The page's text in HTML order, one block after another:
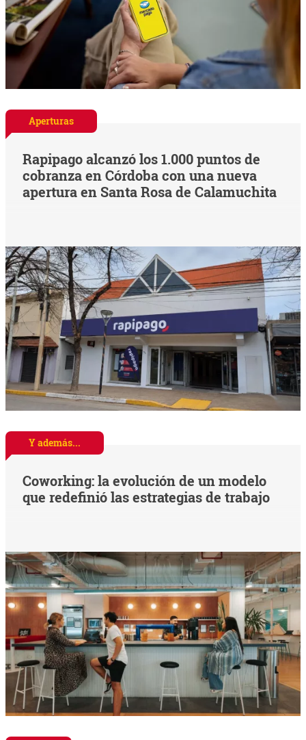
Aperturas
Rapipago alcanzó los 1.000 puntos de
cobranza en Córdoba con una nueva
apertura en Santa Rosa de Calamuchita
Y además...
Coworking: la evolución de un modelo
que redefinió las estrategias de trabajo